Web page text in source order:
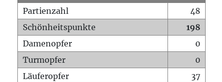
Partienzahl
48
Schönheitspunkte
198
Damenopfer
0
Turmopfer
0
Läuferopfer
37